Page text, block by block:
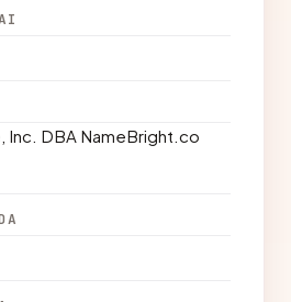
Inc. DBA NameBright.co